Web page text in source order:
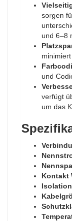
sorgen
und 6–8
und
verfügt
um das
Kontakt